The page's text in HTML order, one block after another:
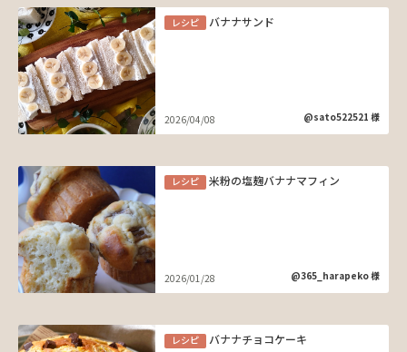
レシピ バナナサンド
2026/04/08 @sato522521 様
レシピ 米粉の塩麹バナナマフィン
2026/01/28 @365_harapeko 様
レシピ バナナチョコケーキ